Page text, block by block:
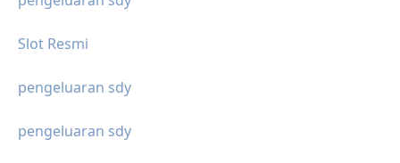
Slot Resmi
pengeluaran sdy
pengeluaran sdy